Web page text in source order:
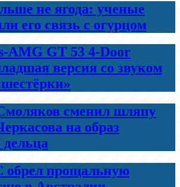
не ягода: ученые
его связь с огурцом
AMG GT 53 4-Door
версия со звуком
сменил шляпу
на образ
дельца
обрел прощальную